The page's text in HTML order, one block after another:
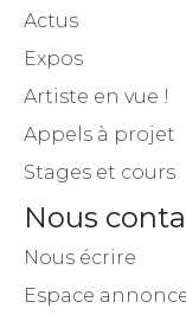
Actus
Expos
Artiste en vue !
Appels à projet
Stages et cours
Nous
Nous écrire
Espace